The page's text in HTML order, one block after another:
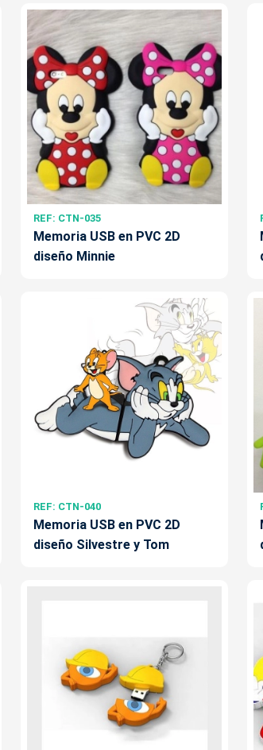
REF: CTN-035
Memoria USB en PVC 2D
diseño Minnie
REF: CTN-040
Memoria USB en PVC 2D
diseño Silvestre y Tom